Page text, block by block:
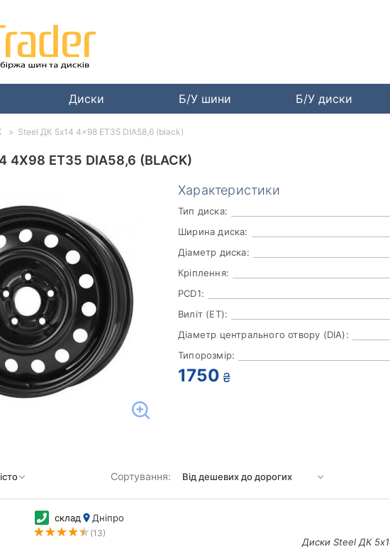
Диски Б/У шини Б/У диски
4X98 ET35 DIA58,6 (BLACK)
Характеристики
Тип диска:
Ширина диска:
Діаметр диска:
Кріплення:
PCD1:
Виліт (ET):
Діаметр центрального отвору (DIA):
Типорозмір:
1750 ₴
Сортування:
склад Дніпро
(13)
Диски Steel ДК
Steel ДК 5x14 4x98 ET35 DIA58,6 (black)